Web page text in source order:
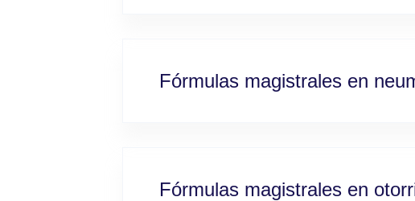
Fórmulas magistrales en
Fórmulas magistrales en